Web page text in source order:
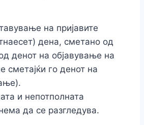
на пријавите
дена, сметано од
денот на објавување на
сметајќи го денот на
и непотполната
да се разгледува.